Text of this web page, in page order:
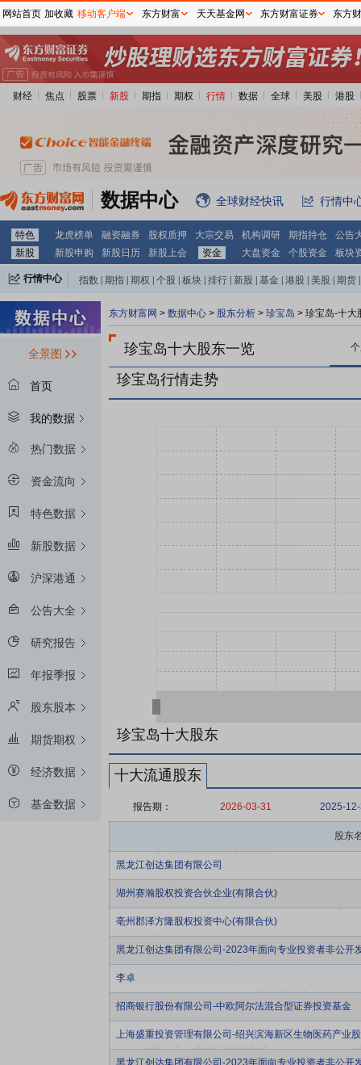
财经 焦点 股票 新股 期指 期权 行情 数据 全球 美股 港股
数据中心 全球财经快讯 行情中
特色 龙虎榜单 融资融券 股权质押 大宗交易 机构调研 期指持仓
公告
新股
新股申购 新股日历 新股上会 资金 大盘资金 个股资金 板块
行情中心 指数 期指 期权 个股 板块 排行 新股 基金 港股 美股 期货
全景图
首页
我的数据
热门数据
资金流向
特色数据
新股数据
沪深港通
公告大全
研究报告
年报季报
股东股本
期货期权
经济数据
基金数据
东方财富网 > 数据中心 > 股东分析 > 珍宝岛 > 珍宝岛-十大
珍宝岛十大股东一览
珍宝岛行情走势
珍宝岛十大股东
十大流通股东
报告期： 2026-03-31 2025-
股东
黑龙江创达集团有限公司
湖州赛瀚股权投资合伙企业(有限合伙)
亳州郡泽方隆股权投资中心(有限合伙)
黑龙江创达集团有限公司-2023年面向专业投资者非公开
李卓
招商银行股份有限公司-中欧阿尔法混合型证券投资基金
上海盛重投资管理有限公司-绍兴滨海新区生物医药产业
黑龙江创达集团有限公司-2023年面向专业投资者非公开
网站首页 加收藏 移动客户端 东方财富 天天基金网 东方财富证券 东方